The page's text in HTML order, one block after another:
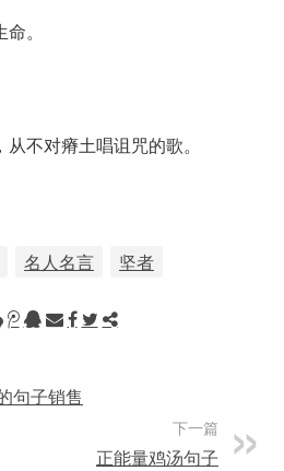
。
不对瘠土唱诅咒的歌。
名人名言 坚者
句子销售
下一篇
正能量鸡汤句子